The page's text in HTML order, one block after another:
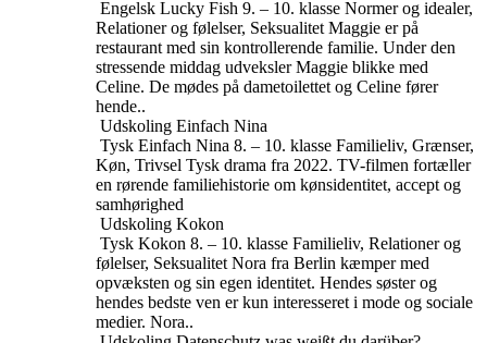
Engelsk Lucky Fish 9. – 10. klasse Normer og idealer,
Relationer og følelser, Seksualitet Maggie er på
restaurant med sin kontrollerende familie. Under den
stressende middag udveksler Maggie blikke med
Celine. De mødes på dametoilettet og Celine fører
hende..
Udskoling Einfach Nina
Tysk Einfach Nina 8. – 10. klasse Familieliv, Grænser,
Køn, Trivsel Tysk drama fra 2022. TV-filmen fortæller
en rørende familiehistorie om kønsidentitet, accept og
samhørighed
Udskoling Kokon
Tysk Kokon 8. – 10. klasse Familieliv, Relationer og
følelser, Seksualitet Nora fra Berlin kæmper med
opvæksten og sin egen identitet. Hendes søster og
hendes bedste ven er kun interesseret i mode og sociale
medier. Nora..